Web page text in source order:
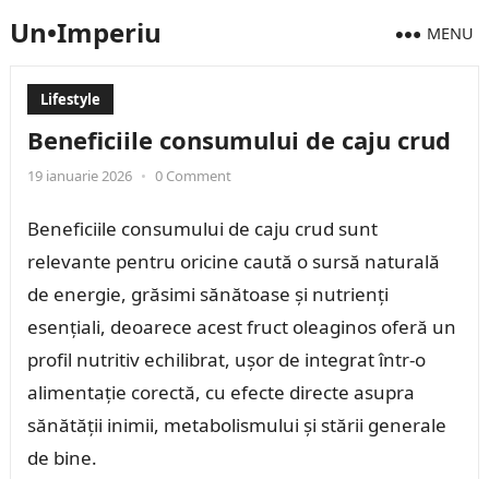
Un•Imperiu MENU
Lifestyle
Beneficiile consumului de caju crud
19 ianuarie 2026 • 0 Comment
Beneficiile consumului de caju crud sunt
relevante pentru oricine caută o sursă naturală
de energie, grăsimi sănătoase și nutrienți
esențiali, deoarece acest fruct oleaginos oferă un
profil nutritiv echilibrat, ușor de integrat într-o
alimentație corectă, cu efecte directe asupra
sănătății inimii, metabolismului și stării generale
de bine.